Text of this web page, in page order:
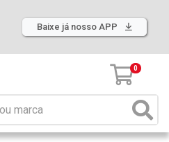
Baixe já nosso APP
0